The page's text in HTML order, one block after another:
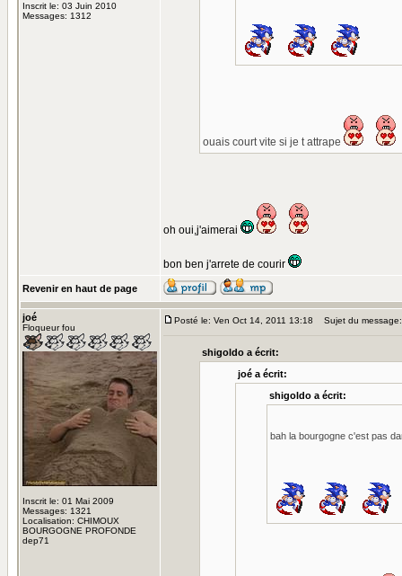
Inscrit le: 03 Juin 2010
Messages: 1312
ouais court vite si je t attrape
oh oui,j'aimerai
bon ben j'arrete de courir
Revenir en haut de page
joé
Floqueur fou
Inscrit le: 01 Mai 2009
Messages: 1321
Localisation: CHIMOUX
BOURGOGNE PROFONDE
dep71
Posté le: Ven Oct 14, 2011 13:18 Sujet du message:
shigoldo a écrit:
joé a écrit:
shigoldo a écrit:
bah la bourgogne c'est pas